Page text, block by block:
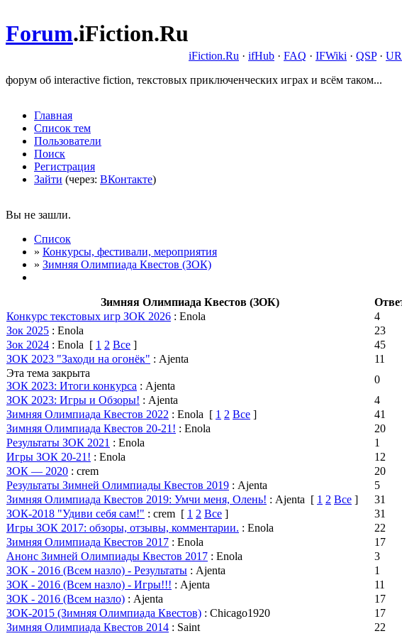
Forum.iFiction.Ru
iFiction.Ru · ifHub · FAQ · IFWiki · QSP·
форум об interactive fiction, текстовых приключенческих играх и всём таком...
Главная
Список тем
Пользователи
Поиск
Регистрация
Зайти (через: ВКонтакте)
Вы не зашли.
Список
» Конкурсы, фестивали, мероприятия
» Зимняя Олимпиада Квестов (ЗОК)
Зимняя Олимпиада Квестов (ЗОК)
Конкурс текстовых игр ЗОК 2026 : Enola 4
Зок 2025 : Enola 23
Зок 2024 : Enola [ 1 2 Все ] 45
ЗОК 2023 "Заходи на огонёк" : Ajenta 11
Эта тема закрыта
ЗОК 2023: Итоги конкурса : Ajenta
0
ЗОК 2023: Игры и Обзоры! : Ajenta 4
Зимняя Олимпиада Квестов 2022 : Enola [ 1 2 Все ] 41
Зимняя Олимпиада Квестов 20-21! : Enola 20
Результаты ЗОК 2021 : Enola 1
Игры ЗОК 20-21! : Enola 12
ЗОК — 2020 : crem 20
Результаты Зимней Олимпиады Квестов 2019 : Ajenta 5
Зимняя Олимпиада Квестов 2019: Умчи меня, Олень! : Ajenta [ 1 2 Все ] 31
ЗОК-2018 "Удиви себя сам!" : crem [ 1 2 Все ] 31
Игры ЗОК 2017: обзоры, отзывы, комментарии. : Enola 22
Зимняя Олимпиада Квестов 2017 : Enola 17
Анонс Зимней Олимпиады Квестов 2017 : Enola 3
ЗОК - 2016 (Всем назло) - Результаты : Ajenta 1
ЗОК - 2016 (Всем назло) - Игры!!! : Ajenta 11
ЗОК - 2016 (Всем назло) : Ajenta 17
ЗОК-2015 (Зимняя Олимпиада Квестов) : Chicago1920 17
Зимняя Олимпиада Квестов 2014 : Saint 22